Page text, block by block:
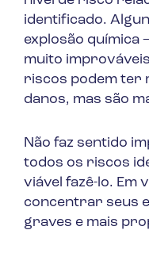
identificado.
explosão química
muito
riscos podem ter
danos, mas são
Não faz sentido
todos os riscos
viável fazê-lo. Em
concentrar seus
graves e mais